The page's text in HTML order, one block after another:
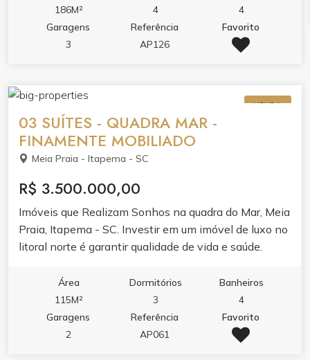
receber você e sua família. Agende a sua visita!
186M²
4
4
Garagens
3
Referência
AP126
Favorito
VENDA
03 SUÍTES - QUADRA MAR -
FINAMENTE MOBILIADO
Meia Praia - Itapema - SC
R$ 3.500.000,00
Imóveis que Realizam Sonhos na quadra do Mar, Meia
Praia, Itapema - SC. Investir em um imóvel de luxo no
litoral norte é garantir qualidade de vida e saúde.
Venha conhecer! Excelente apartamento com 03
suítes, lavabo, mobiliado , sacada frente avenida com
churrasqueira, vista lateral mar, a 80 metros da praia.
Dois elevadores, duas vagas de garagem, sala de
Área
115M²
Dormitórios
3
Banheiros
4
Garagens
2
Referência
AP061
Favorito